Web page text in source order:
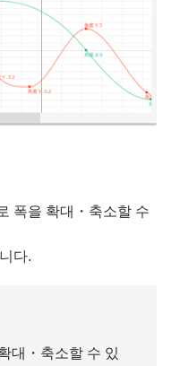
폭을 확대・축소할 수
다.
대・축소할 수 있